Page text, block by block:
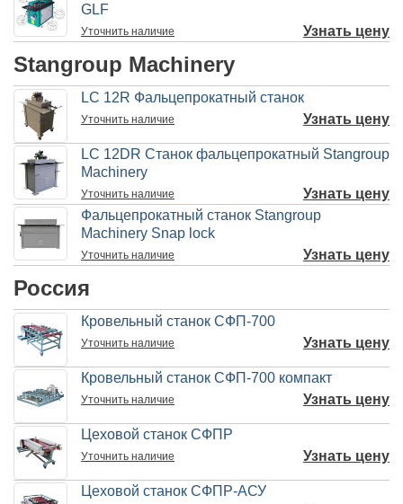
GLF
Уточнить наличие Узнать цену
Stangroup Machinery
LC 12R Фальцепрокатный станок
Уточнить наличие Узнать цену
LC 12DR Станок фальцепрокатный Stangroup
Machinery
Уточнить наличие
Узнать цену
Фальцепрокатный станок Stangroup
Machinery Snap lock
Уточнить наличие Узнать цену
Россия
Кровельный станок СФП-700
Уточнить наличие Узнать цену
Кровельный станок СФП-700 компакт
Уточнить наличие Узнать цену
Цеховой станок СФПР
Уточнить наличие Узнать цену
Цеховой станок СФПР-АСУ